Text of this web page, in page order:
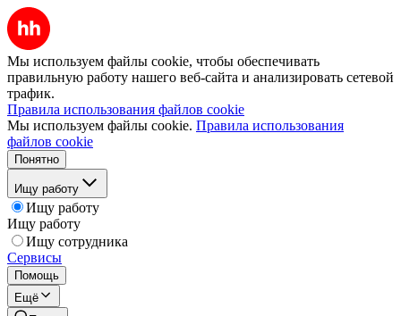
Мы используем файлы cookie, чтобы обеспечивать
правильную работу нашего веб-сайта и анализировать сетевой
трафик.
Правила использования файлов cookie
Мы используем файлы cookie. Правила использования
файлов cookie
Понятно
Ищу работу
Ищу работу
Ищу работу
Ищу сотрудника
Сервисы
Помощь
Ещё